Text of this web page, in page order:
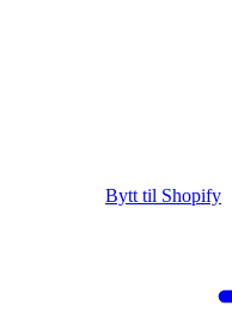
Bytt til Shopify